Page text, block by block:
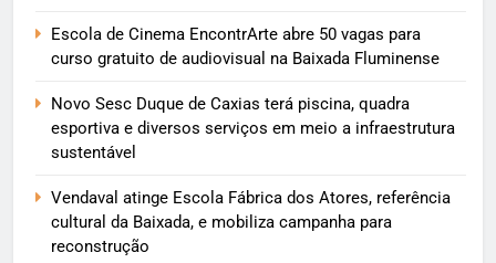
Escola de Cinema EncontrArte abre 50 vagas para
curso gratuito de audiovisual na Baixada Fluminense
Novo Sesc Duque de Caxias terá piscina, quadra
esportiva e diversos serviços em meio a infraestrutura
sustentável
Vendaval atinge Escola Fábrica dos Atores, referência
cultural da Baixada, e mobiliza campanha para
reconstrução